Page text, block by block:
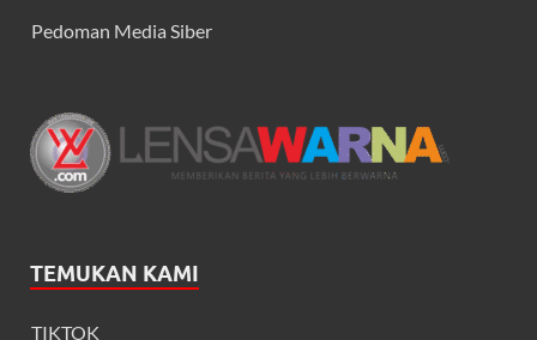
Pedoman Media Siber
TEMUKAN KAMI
TIKTOK